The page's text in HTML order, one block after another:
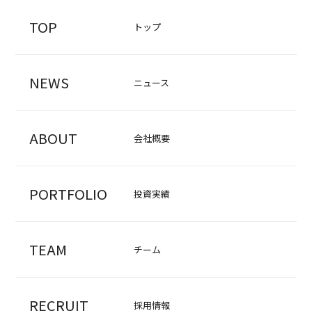
TOP トップ
NEWS ニュース
ABOUT 会社概要
PORTFOLIO 投資実績
TEAM チーム
RECRUIT 採用情報